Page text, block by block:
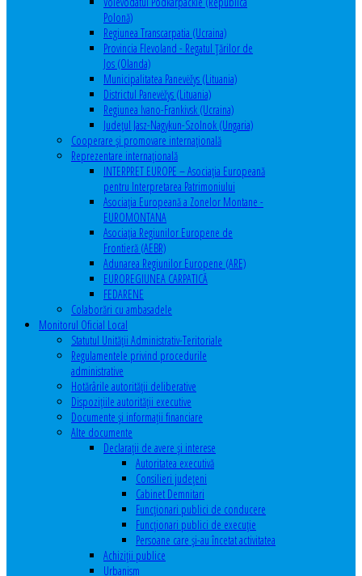
Polonă)
Regiunea Transcarpatia (Ucraina)
Provincia Flevoland - Regatul Ţărilor de
Jos (Olanda)
Municipalitatea Panevėžys (Lituania)
Districtul Panevėžys (Lituania)
Regiunea Ivano-Frankivsk (Ucraina)
Judeţul Jasz-Nagykun-Szolnok (Ungaria)
Cooperare şi promovare internaţională
Reprezentare internaţională
INTERPRET EUROPE – Asociația Europeană
pentru Interpretarea Patrimoniului
Asociația Europeană a Zonelor Montane -
EUROMONTANA
Asociația Regiunilor Europene de
Frontieră (AEBR)
Adunarea Regiunilor Europene (ARE)
EUROREGIUNEA CARPATICĂ
FEDARENE
Colaborări cu ambasadele
Monitorul Oficial Local
Statutul Unităţii Administrativ-Teritoriale
Regulamentele privind procedurile
administrative
Hotărârile autorităţii deliberative
Dispoziţiile autorităţii executive
Documente şi informaţii financiare
Alte documente
Declaraţii de avere şi interese
Autoritatea executivă
Consilieri judeţeni
Cabinet Demnitari
Funcţionari publici de conducere
Funcționari publici de execuție
Persoane care şi-au încetat activitatea
Achiziţii publice
Urbanism